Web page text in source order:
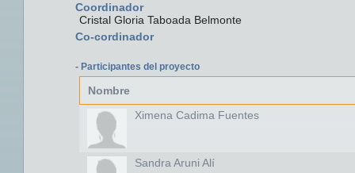
Coordinador
Cristal Gloria Taboada Belmonte
Co-cordinador
- Participantes del proyecto
Nombre
Ximena Cadima Fuentes
Sandra Aruni Alí